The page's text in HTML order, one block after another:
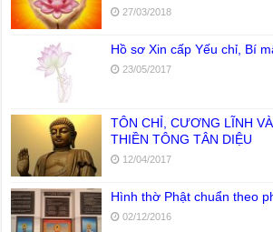
27/03/2018
Hồ sơ Xin cấp Yếu chỉ, Bí
23/05/2017
TÔN CHỈ, CƯƠNG LĨNH
THIỀN TÔNG TÂN DIỆU
12/04/2017
Hình thờ Phật chuẩn theo
02/12/2016